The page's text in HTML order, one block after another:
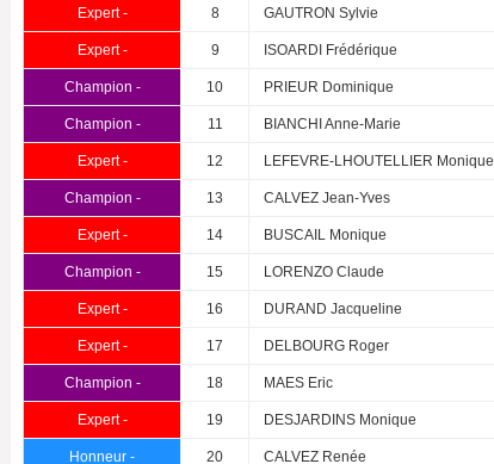
Expert - 8 GAUTRON Sylvie
Expert - 9 ISOARDI Frédérique
Champion - 10 PRIEUR Dominique
Champion - 11 BIANCHI Anne-Marie
Expert - 12 LEFEVRE-LHOUTELLIER Monique
Champion - 13 CALVEZ Jean-Yves
Expert - 14 BUSCAIL Monique
Champion - 15 LORENZO Claude
Expert - 16 DURAND Jacqueline
Expert - 17 DELBOURG Roger
Champion - 18 MAES Eric
Expert - 19 DESJARDINS Monique
Honneur - 20 CALVEZ Renée